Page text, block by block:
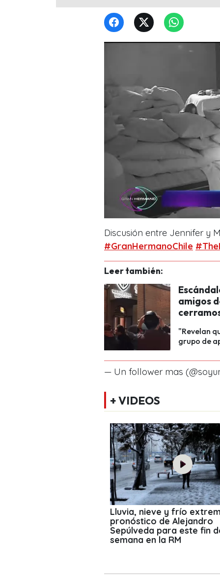
Discusión entre Jennifer y
#GranHermanoChile
Leer también:
amigos
"Revelan
grupo de
— Un follower mas
+ VIDEOS
Lluvia, nieve y frío
pronóstico de Alejandro
Sepúlveda para este fin
semana en la RM